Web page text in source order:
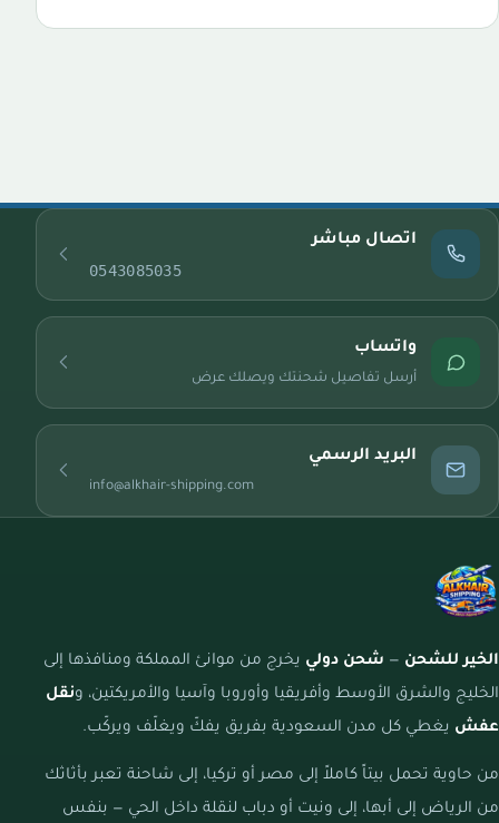
اتصال مباشر
0543085035
واتساب
أرسل تفاصيل شحنتك ويصلك عرض
البريد الرسمي
info@alkhair-shipping.com
الخير للشحن — شحن دولي يخرج من موانئ المملكة ومنافذها إلى
الخليج والشرق الأوسط وأفريقيا وأوروبا وآسيا والأمريكتين، ونقل
عفش يغطي كل مدن السعودية بفريق يفكّ ويغلّف ويركّب.
من حاوية تحمل بيتاً كاملاً إلى مصر أو تركيا، إلى شاحنة تعبر بأثاثك
من الرياض إلى أبها، إلى ونيت أو دباب لنقلة داخل الحي — بنفس